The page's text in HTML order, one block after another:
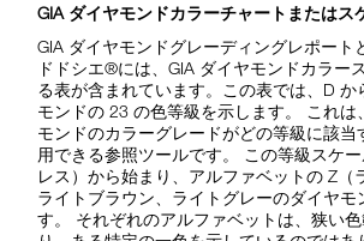
GIA ダイヤモンドカラーチャートまたはス
GIA ダイヤモンドグレーディングレポート
ドドシエ®には、GIA ダイヤモンドカラー
る表が含まれています。この表では、D か
モンドの 23 の色等級を示します。 これは
モンドのカラーグレードがどの等級に該当
用できる参照ツールです。 この等級スケ
レス）から始まり、アルファベットの Z（
ライトブラウン、ライトグレーのダイヤモ
す。 それぞれのアルファベットは、狭い